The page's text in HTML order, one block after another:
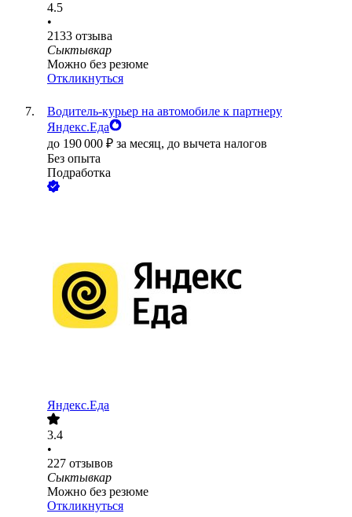
4.5
•
2133 отзыва
Сыктывкар
Можно без резюме
Откликнуться
Водитель-курьер на автомобиле к партнеру
Яндекс.Еда
до 190 000 ₽ за месяц, до вычета налогов
Без опыта
Подработка
Яндекс.Еда
3.4
•
227 отзывов
Сыктывкар
Можно без резюме
Откликнуться